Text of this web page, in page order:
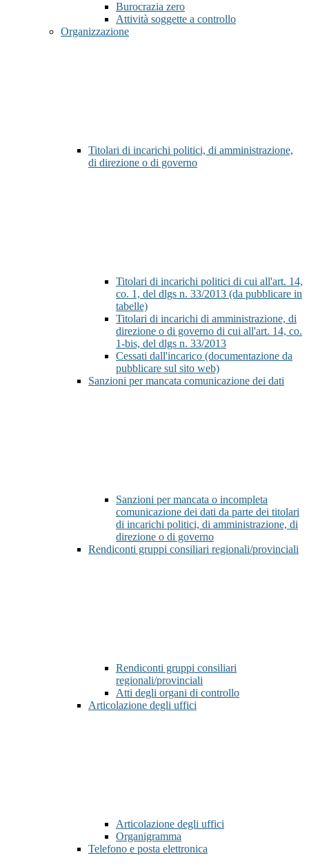
Burocrazia zero
Attività soggette a controllo
Organizzazione
Titolari di incarichi politici, di amministrazione,
di direzione o di governo
Titolari di incarichi politici di cui all'art. 14,
co. 1, del dlgs n. 33/2013 (da pubblicare in
tabelle)
Titolari di incarichi di amministrazione, di
direzione o di governo di cui all'art. 14, co.
1-bis, del dlgs n. 33/2013
Cessati dall'incarico (documentazione da
pubblicare sul sito web)
Sanzioni per mancata comunicazione dei dati
Sanzioni per mancata o incompleta
comunicazione dei dati da parte dei titolari
di incarichi politici, di amministrazione, di
direzione o di governo
Rendiconti gruppi consiliari regionali/provinciali
Rendiconti gruppi consiliari
regionali/provinciali
Atti degli organi di controllo
Articolazione degli uffici
Articolazione degli uffici
Organigramma
Telefono e posta elettronica